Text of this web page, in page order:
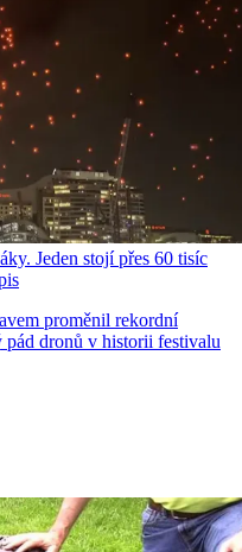
Jeden stojí přes 60 tisíc
proměnil rekordní
pád dronů v historii festivalu